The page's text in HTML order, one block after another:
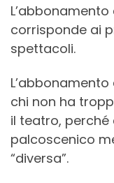
corrisponde ai
spettacoli.
chi non ha
il teatro, perché
palcoscenico
“diversa”.